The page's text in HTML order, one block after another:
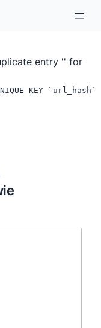
entry '' for
KEY `url_hash`